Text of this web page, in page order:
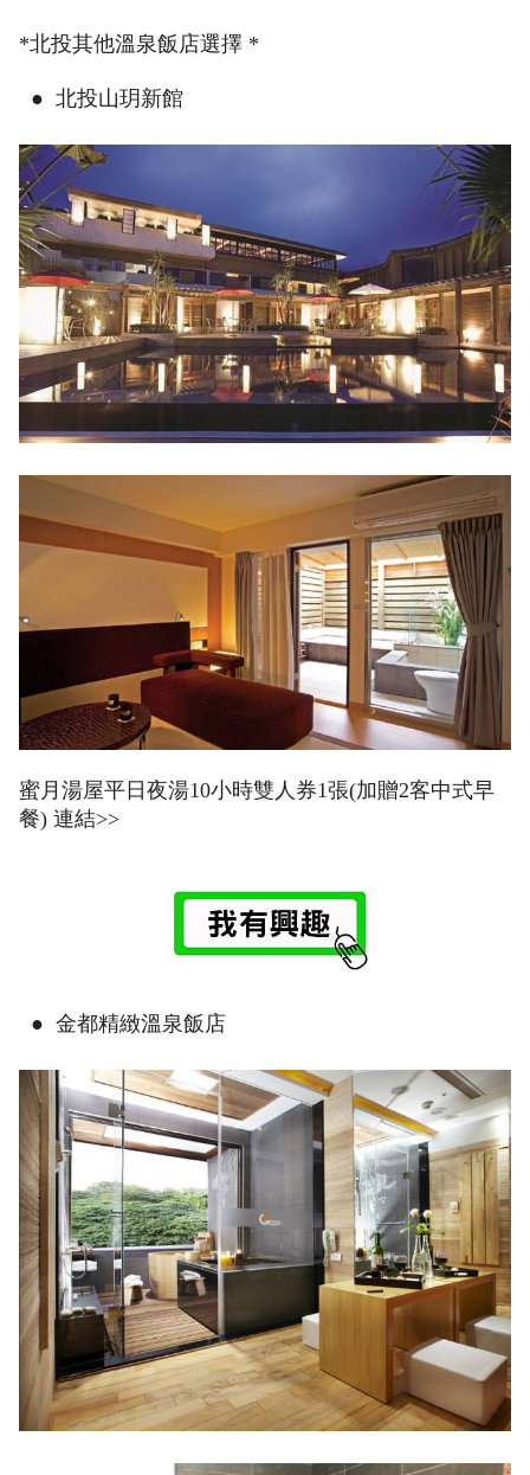
*北投其他溫泉飯店選擇 *
● 北投山玥新館
蜜月湯屋平日夜湯10小時雙人券1張(加贈2客中式早
餐) 連結>>
● 金都精緻溫泉飯店